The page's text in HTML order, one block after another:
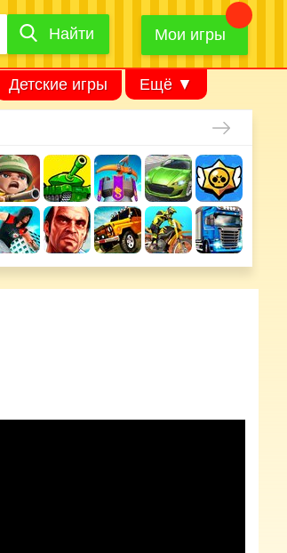
Найти
Найти Мои игры
Детские игры Ещё ▼